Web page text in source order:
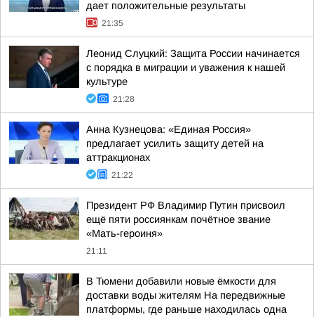
дает положительные результаты
21:35
Леонид Слуцкий: Защита России начинается
с порядка в миграции и уважения к нашей
культуре
21:28
Анна Кузнецова: «Единая Россия»
предлагает усилить защиту детей на
аттракционах
21:22
Президент РФ Владимир Путин присвоил
ещё пяти россиянкам почётное звание
«Мать-героиня»
21:11
В Тюмени добавили новые ёмкости для
доставки воды жителям На передвижные
платформы, где раньше находилась одна